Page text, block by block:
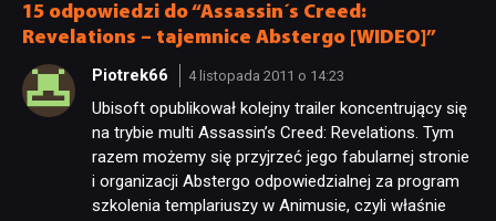
NEWSY
RECENZJE
PUBLICYSTYKA
15 odpowiedzi do “Assassin´s Creed:
Revelations – tajemnice Abstergo [WIDEO]”
Piotrek66 4 listopada 2011 o 14:23
Ubisoft opublikował kolejny trailer koncentrujący się
na trybie multi Assassin’s Creed: Revelations. Tym
razem możemy się przyjrzeć jego fabularnej stronie
i organizacji Abstergo odpowiedzialnej za program
szkolenia templariuszy w Animusie, czyli właśnie